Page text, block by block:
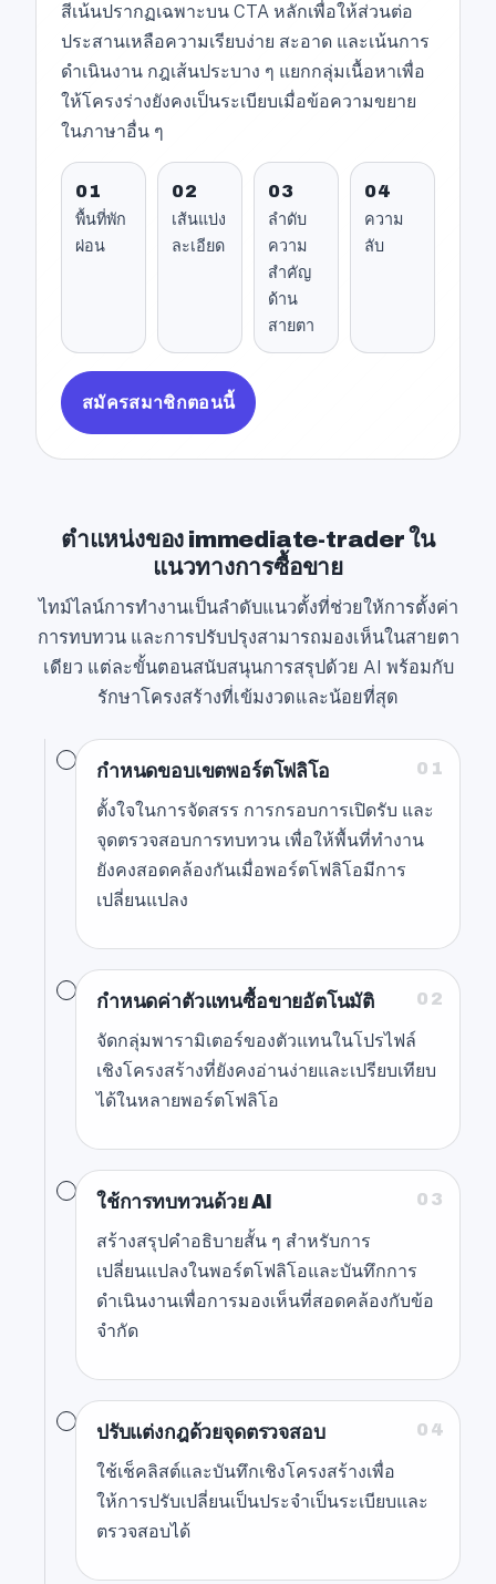
สีเน้นปรากฏเฉพาะบน CTA หลักเพื่อให้ส่วนต่อ
ประสานเหลือความเรียบง่าย สะอาด และเน้นการ
ดำเนินงาน กฎเส้นประบาง ๆ แยกกลุ่มเนื้อหาเพื่อ
ให้โครงร่างยังคงเป็นระเบียบเมื่อข้อความขยาย
ในภาษาอื่น ๆ
01
พื้นที่พัก
ผ่อน
02
เส้นแบ่ง
ละเอียด
03
ลำดับ
ความ
สำคัญ
ด้าน
สายตา
04
ความ
ลับ
สมัครสมาชิกตอนนี้
ตำแหน่งของ immediate-trader ใน
แนวทางการซื้อขาย
ไทม์ไลน์การทำงานเป็นลำดับแนวตั้งที่ช่วยให้การตั้งค่า
การทบทวน และการปรับปรุงสามารถมองเห็นในสายตา
เดียว แต่ละขั้นตอนสนับสนุนการสรุปด้วย AI พร้อมกับ
รักษาโครงสร้างที่เข้มงวดและน้อยที่สุด
01
กำหนดขอบเขตพอร์ตโฟลิโอ
ตั้งใจในการจัดสรร การกรอบการเปิดรับ และ
จุดตรวจสอบการทบทวน เพื่อให้พื้นที่ทำงาน
ยังคงสอดคล้องกันเมื่อพอร์ตโฟลิโอมีการ
เปลี่ยนแปลง
02
กำหนดค่าตัวแทนซื้อขายอัตโนมัติ
จัดกลุ่มพารามิเตอร์ของตัวแทนในโปรไฟล์
เชิงโครงสร้างที่ยังคงอ่านง่ายและเปรียบเทียบ
ได้ในหลายพอร์ตโฟลิโอ
03
ใช้การทบทวนด้วย AI
สร้างสรุปคำอธิบายสั้น ๆ สำหรับการ
เปลี่ยนแปลงในพอร์ตโฟลิโอและบันทึกการ
ดำเนินงานเพื่อการมองเห็นที่สอดคล้องกับข้อ
จำกัด
04
ปรับแต่งกฎด้วยจุดตรวจสอบ
ใช้เช็คลิสต์และบันทึกเชิงโครงสร้างเพื่อ
ให้การปรับเปลี่ยนเป็นประจำเป็นระเบียบและ
ตรวจสอบได้